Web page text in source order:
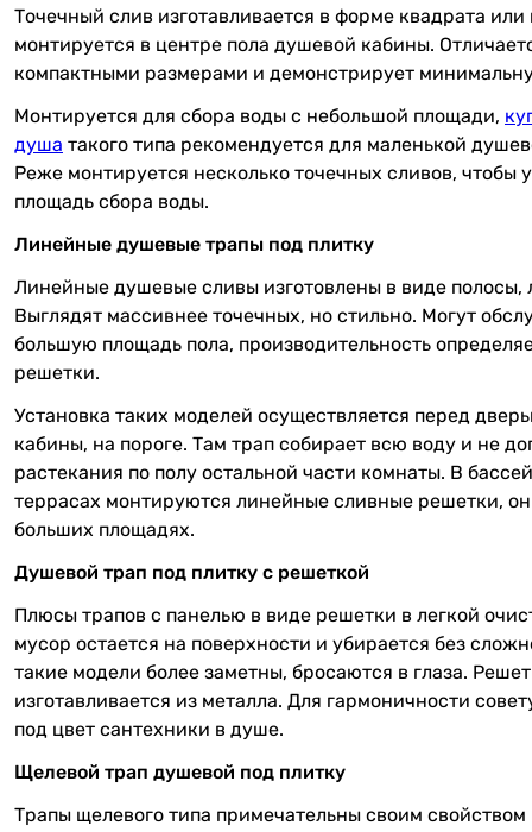
Точечный слив изготавливается в форме квадрата или
монтируется в центре пола душевой кабины.
компактными размерами и демонстрирует
Монтируется для сбора воды с небольшой площади,
душа такого типа рекомендуется для маленькой
Реже монтируется несколько точечных сливов, чтобы
площадь сбора воды.
Линейные душевые трапы под плитку
Линейные душевые сливы изготовлены в виде полосы,
Выглядят массивнее точечных, но стильно. Могут
большую площадь пола, производительность
решетки.
Установка таких моделей осуществляется перед
кабины, на пороге. Там трап собирает всю воду и не
растекания по полу остальной части комнаты. В
террасах монтируются линейные сливные решетки,
больших площадях.
Душевой трап под плитку с решеткой
Плюсы трапов с панелью в виде решетки в легкой
мусор остается на поверхности и убирается без
такие модели более заметны, бросаются в глаза.
изготавливается из металла. Для гармоничности
под цвет сантехники в душе.
Щелевой трап душевой под плитку
Трапы щелевого типа примечательны своим свойством